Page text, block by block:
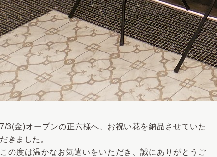
7/3(金)オープンの正六様へ、お祝い花を納品させていた
だきました。
この度は温かなお気遣いをいただき、誠にありがとうご